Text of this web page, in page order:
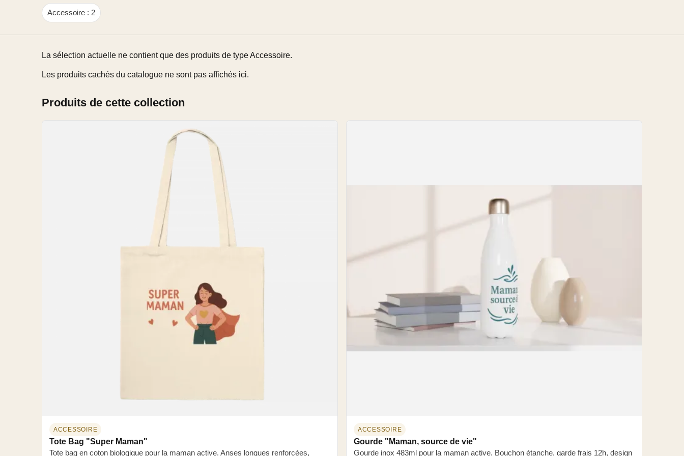
Accessoire : 2
La sélection actuelle ne contient que des produits de type Accessoire.
Les produits cachés du catalogue ne sont pas affichés ici.
Produits de cette collection
ACCESSOIRE
Tote Bag "Super Maman"
Tote bag en coton biologique pour la maman active. Anses longues renforcées,
ACCESSOIRE
Gourde "Maman, source de vie"
Gourde inox 483ml pour la maman active. Bouchon étanche, garde frais 12h, design